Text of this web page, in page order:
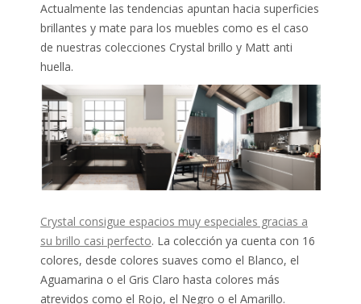
Actualmente las tendencias apuntan hacia superficies
brillantes y mate para los muebles como es el caso
de nuestras colecciones Crystal brillo y Matt anti
huella.
Crystal consigue espacios muy especiales gracias a
su brillo casi perfecto. La colección ya cuenta con 16
colores, desde colores suaves como el Blanco, el
Aguamarina o el Gris Claro hasta colores más
atrevidos como el Rojo, el Negro o el Amarillo.